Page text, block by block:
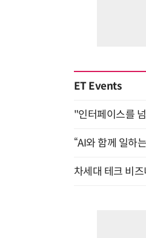
ET Events
"인터페이스를
“AI와 함께 일하
차세대 테크 비